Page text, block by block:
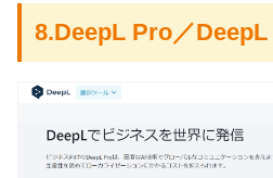
8.DeepL Pro／DeepL